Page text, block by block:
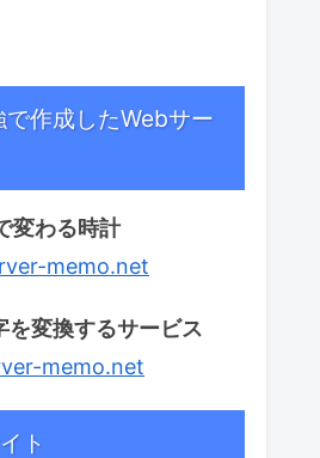
作成したWebサー
変わる時計
memo.net
を変換するサービス
memo.net
ト